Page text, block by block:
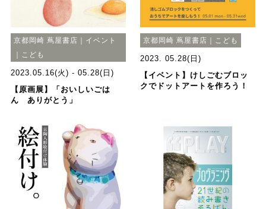
京都岡崎 蔦屋書店｜イベント
｜こども
2023.05.16(火) - 05.28(日)
【原画展】「おいしいごは
ん ありがとう」
京都岡崎 蔦屋書店｜こども
2023. 05.28(日)
【イベント】けしごむブロッ
クでドットアートを作ろう！